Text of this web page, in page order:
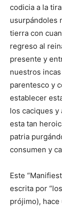
codicia a la
usurpándoles
tierra con
regreso al
presente y
nuestros
parentesco y
establecer
los caciques y
esta tan
patria
consumen y
Este
escrita por
prójimo),